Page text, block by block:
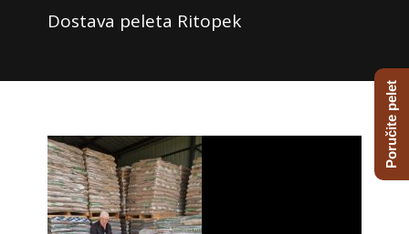
Dostava peleta Ritopek
Poručite pelet